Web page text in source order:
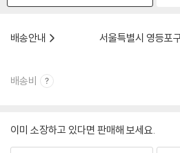
배송안내
서울특별시 영등포
배송비
이미 소장하고 있다면 판매해 보세요.